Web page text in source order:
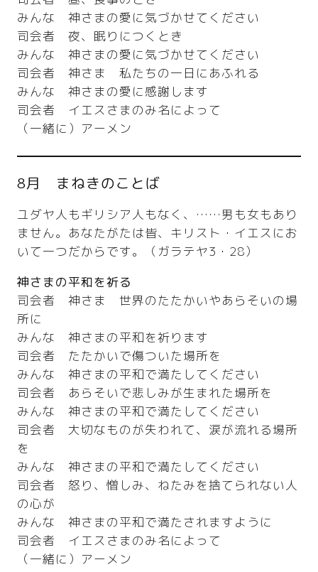
みんな 神さまの愛に気づかせてください
司会者 夜、眠りにつくとき
みんな 神さまの愛に気づかせてください
司会者 神さま 私たちの一日にあふれる
みんな 神さまの愛に感謝します
司会者 イエスさまのみ名によって
（一緒に）アーメン
8月 まねきのことば
ユダヤ人もギリシア人もなく、……男も女もあり
ません。あなたがたは皆、キリスト・イエスにお
いて一つだからです。（ガラテヤ3・28）
神さまの平和を祈る
司会者 神さま 世界のたたかいやあらそいの場
所に
みんな 神さまの平和を祈ります
司会者 たたかいで傷ついた場所を
みんな 神さまの平和で満たしてください
司会者 あらそいで悲しみが生まれた場所を
みんな 神さまの平和で満たしてください
司会者 大切なものが失われて、涙が流れる場所
を
みんな 神さまの平和で満たしてください
司会者 怒り、憎しみ、ねたみを捨てられない人
の心が
みんな 神さまの平和で満たされますように
司会者 イエスさまのみ名によって
（一緒に）アーメン